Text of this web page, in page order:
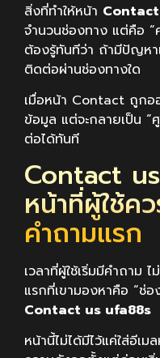
สิ่งที่ทำให้หน้า
จำนวนช่องทาง แต่คือ “
ต้องรู้ทันทีว่า ถ้ามีปัญห
ติดต่อผ่านช่องทางใด
เมื่อหน้า Contact ถูกอ
ข้อมูล แต่จะกลายเป็น “
ต่อได้ทันที
Contact
หน้าที่ผู้ใช้ค
คำถามแรก
เวลาที่ผู้ใช้เริ่มมีคำถาม
แรกที่เขามองหาคือ “ช่
Contact us ufa88s
หน้านี้ไม่ได้มีไว้แค่ใส่อีเ